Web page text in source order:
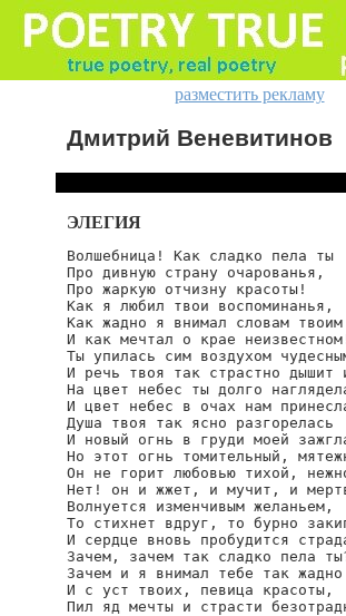
разместить рекламу
Дмитрий Веневитинов
ЭЛЕГИЯ
Волшебница! Как сладко пела ты
Про дивную страну очарованья,
Про жаркую отчизну красоты!
Как я любил твои воспоминанья,
Как жадно я внимал словам твоим
И как мечтал о крае
Ты упилась сим воздухом
И речь твоя так страстно дышит
На цвет небес ты долго
И цвет небес в очах нам
Душа твоя так ясно разгорелась
И новый огнь в груди моей
Но этот огнь томительный,
Он не горит любовью тихой,
Нет! он и жжет, и мучит, и
Волнуется изменчивым желаньем,
То стихнет вдруг, то бурно
И сердце вновь пробудится
Зачем, зачем так сладко пела
Зачем и я внимал тебе так жадно
И с уст твоих, певица красоты,
Пил яд мечты и страсти